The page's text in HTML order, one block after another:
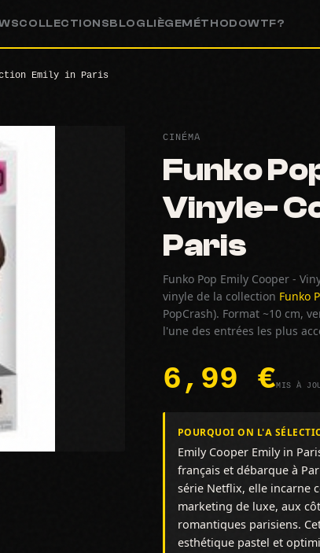
COLLECTIONSBLOG LIÈGEMÉTHODOWTF?
Emily in Paris
CINÉMA
Funko
Vinyle-
Paris
Funko Pop Emily Cooper -
vinyle de la collection Funko
PopCrash). Format ~10 cm,
l'une des entrées les plus
6,99 €MIS À
POURQUOI ON L'A
Emily Cooper Emily in
français et débarque à
série Netflix, elle incarne
marketing de luxe, aux
romantiques parisiens.
esthétique pastel et